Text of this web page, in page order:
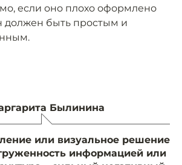
если оно плохо оформлено
должен быть простым и
Былинина
или визуальное решение
информацией или